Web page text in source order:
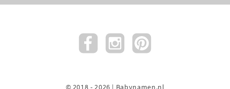
© 2018 - 2026 | Babynamen.nl